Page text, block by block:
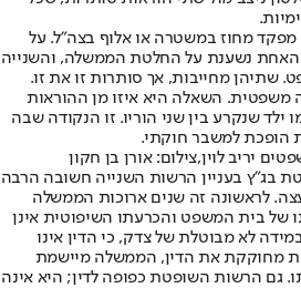
מחוז במשטרה או אלוף בצה"ל. על
האחת נשענת על החלטת הממשלה, והשנייה
שתיהן מחייבות, אך סותרות זו את זו.
משפטית. השאלה היא איזו מן ההוראות
ילד שנקרע בין שני הוריו. זו הנקודה שבה
הופכת למשבר חוקתי.
יריב לוין,צילום: אורן בן חקון
בג"ץ בעניין הרשות השנייה חשובה הרבה
לראשונה זה שנים ארוכות הממשלה
של בית המשפט והכרעתו השיפוטית אינן
לא מבוטלת של צדק, כי הדין אינו
מחוקקת את הדין, הממשלה מיישמת
גם הרשות השופטת כפופה לדין; היא אינה